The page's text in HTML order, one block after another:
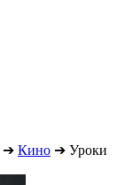
➔ Кино ➔ Уроки